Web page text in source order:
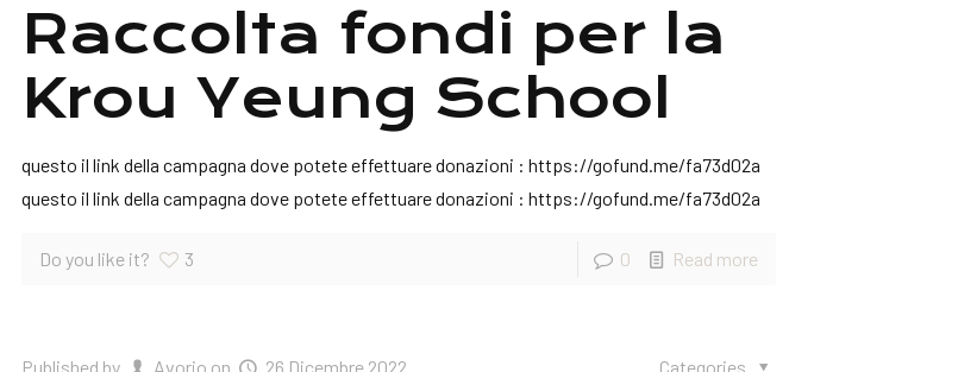
Raccolta fondi per la
Krou Yeung School
questo il link della campagna dove potete effettuare donazioni : https://gofund.me/fa73d02a
questo il link della campagna dove potete effettuare donazioni : https://gofund.me/fa73d02a
Do you like it? 3 0 Read more
Published by Avorio on 26 Dicembre 2022 Categories